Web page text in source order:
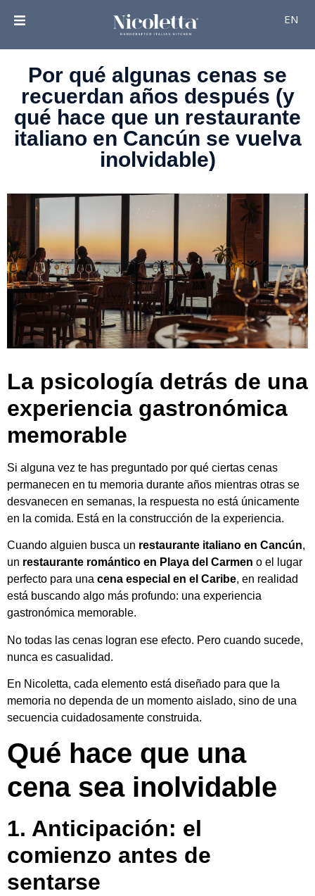
EN
Por qué algunas cenas se
recuerdan años después (y
qué hace que un restaurante
italiano en Cancún se vuelva
inolvidable)
La psicología detrás de una
experiencia gastronómica
memorable
Si alguna vez te has preguntado por qué ciertas cenas
permanecen en tu memoria durante años mientras otras se
desvanecen en semanas, la respuesta no está únicamente
en la comida. Está en la construcción de la experiencia.
Cuando alguien busca un restaurante italiano en Cancún,
un restaurante romántico en Playa del Carmen o el lugar
perfecto para una cena especial en el Caribe, en realidad
está buscando algo más profundo: una experiencia
gastronómica memorable.
No todas las cenas logran ese efecto. Pero cuando sucede,
nunca es casualidad.
En Nicoletta, cada elemento está diseñado para que la
memoria no dependa de un momento aislado, sino de una
secuencia cuidadosamente construida.
Qué hace que una
cena sea inolvidable
1. Anticipación: el
comienzo antes de
sentarse